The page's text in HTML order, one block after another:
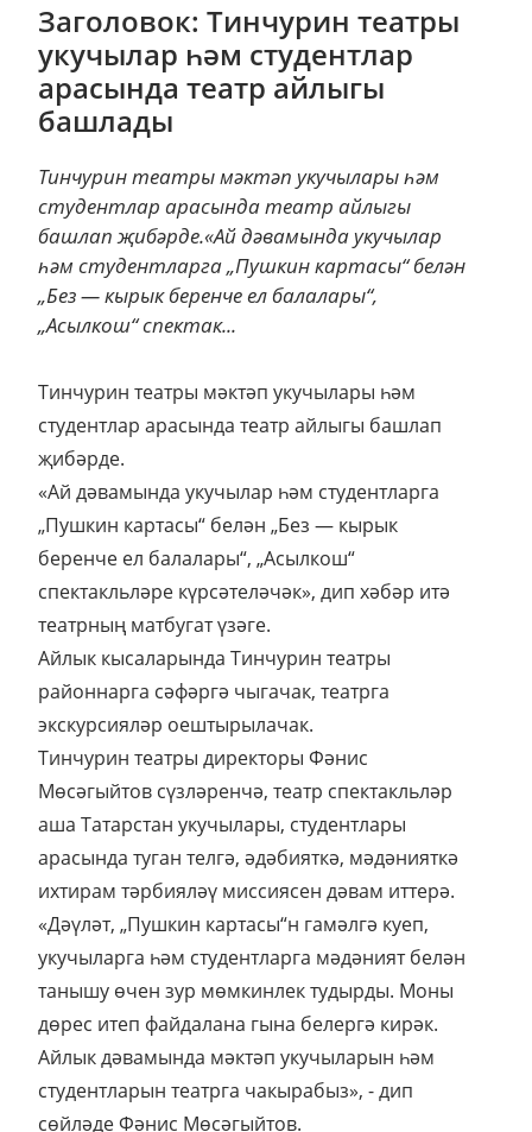
Заголовок: Тинчурин театры
укучылар һәм студентлар
арасында театр айлыгы
башлады
Тинчурин театры мәктәп укучылары һәм
студентлар арасында театр айлыгы
башлап җибәрде.«Ай дәвамында укучылар
һәм студентларга „Пушкин картасы“ белән
„Без — кырык беренче ел балалары“,
„Асылкош“ спектак...
Тинчурин театры мәктәп укучылары һәм
студентлар арасында театр айлыгы башлап
җибәрде.
«Ай дәвамында укучылар һәм студентларга
„Пушкин картасы“ белән „Без — кырык
беренче ел балалары“, „Асылкош“
спектакльләре күрсәтеләчәк», дип хәбәр итә
театрның матбугат үзәге.
Айлык кысаларында Тинчурин театры
районнарга сәфәргә чыгачак, театрга
экскурсияләр оештырылачак.
Тинчурин театры директоры Фәнис
Мөсәгыйтов сүзләренчә, театр спектакльләр
аша Татарстан укучылары, студентлары
арасында туган телгә, әдәбияткә, мәдәнияткә
ихтирам тәрбияләү миссиясен дәвам иттерә.
«Дәүләт, „Пушкин картасы“н гамәлгә куеп,
укучыларга һәм студентларга мәдәният белән
танышу өчен зур мөмкинлек тудырды. Моны
дөрес итеп файдалана гына белергә кирәк.
Айлык дәвамында мәктәп укучыларын һәм
студентларын театрга чакырабыз», - дип
сөйләде Фәнис Мөсәгыйтов.